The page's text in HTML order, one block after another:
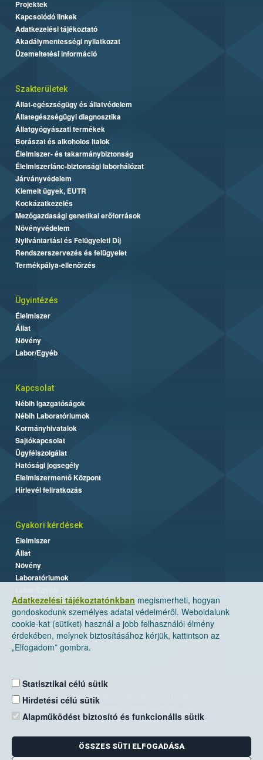
Adatkezelési tájékoztatónkban megismerheti, hogyan
gondoskodunk személyes adatai védelméről. Weboldalunk
cookie-kat (sütiket) használ a jobb felhasználói élmény
érdekében, melynek biztosításához kérjük, kattintson az
„Elfogadom” gombra.
Statisztikai célú sütik
Hirdetési célú sütik
Alapműködést biztosító és funkcionális sütik
ÖSSZES SÜTI ELFOGADÁSA
Projektek
Kapcsolódó linkek
Adatkezelési tájékoztató
Akadálymentességi nyilatkozat
Üzemeltetési információ
Szakterületek
Állat-egészségügy és állatvédelem
Állategészségügyi diagnosztika
Állatgyógyászati termékek
Borászat és alkoholos italok
Élelmiszer- és takarmánybiztonság
Élelmiszerlánc-biztonsági laborhálózat
Járványvédelem
Kiemelt ügyek, EUTR
Kockázatkezelés
Mezőgazdasági genetikai erőforrások
Növényvédelem
Nyilvántartási és Felügyeleti Díj
Rendszerszervezés és felügyelet
Termékpálya-ellenőrzés
Ügyintézés
Élelmiszer
Állat
Növény
Labor/Egyéb
Kapcsolat
Nébih Igazgatóságok
Nébih Laboratóriumok
Kormányhivatalok
Sajtókapcsolat
Ügyfélszolgálat
Hatósági jogsegély
Élelmiszermentő Központ
Hírlevél feliratkozás
Gyakori kérdések
Élelmiszer
Állat
Növény
Laboratóriumok
Nemzeti Élelmiszerlánc-biztonsági Hivatal
Levelezési cím: 1525 Budapest. Pf. 30.
E-mail:ugyfelszolgalat@nebih.gov.hu